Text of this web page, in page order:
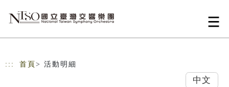
::: 首頁 > 活動明細
中文